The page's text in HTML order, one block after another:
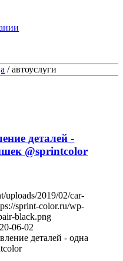
/ автоуслуги
деталей -
@sprintcolor
uploads/2019/02/car-
sprint-color.ru/wp-
black.png
06-02
деталей - одна